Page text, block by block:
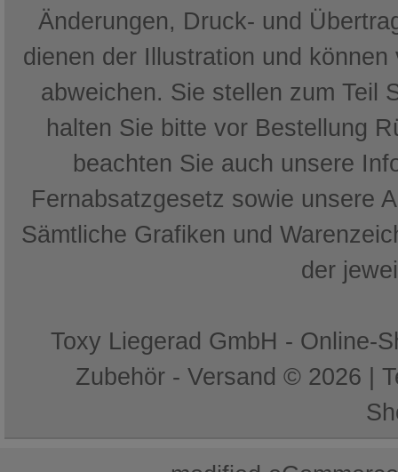
Änderungen, Druck- und
dienen der Illustration und
abweichen. Sie stellen zum Teil
halten Sie bitte vor Bestellung
beachten Sie auch unsere
Fernabsatzgesetz sowie unsere
Sämtliche Grafiken und
der
Toxy Liegerad GmbH - Online-
Zubehör - Versand © 2026 |